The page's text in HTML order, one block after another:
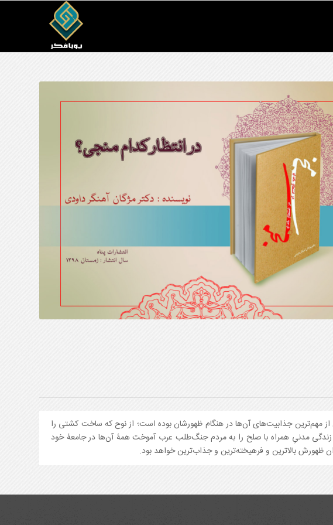
مهم‌ترین جذابیت‌های آن‌ها در هنگام ظهورشان بوده است؛ از نوح که ساخت کشتی را
مدنیِ همراه با صلح را به مردم جنگ‌طلب عرب آموخت همۀ آن‌ها در جامعۀ خود
بالاترین و فرهیخته‌ترین و جذاب‌ترین خواهد بود.